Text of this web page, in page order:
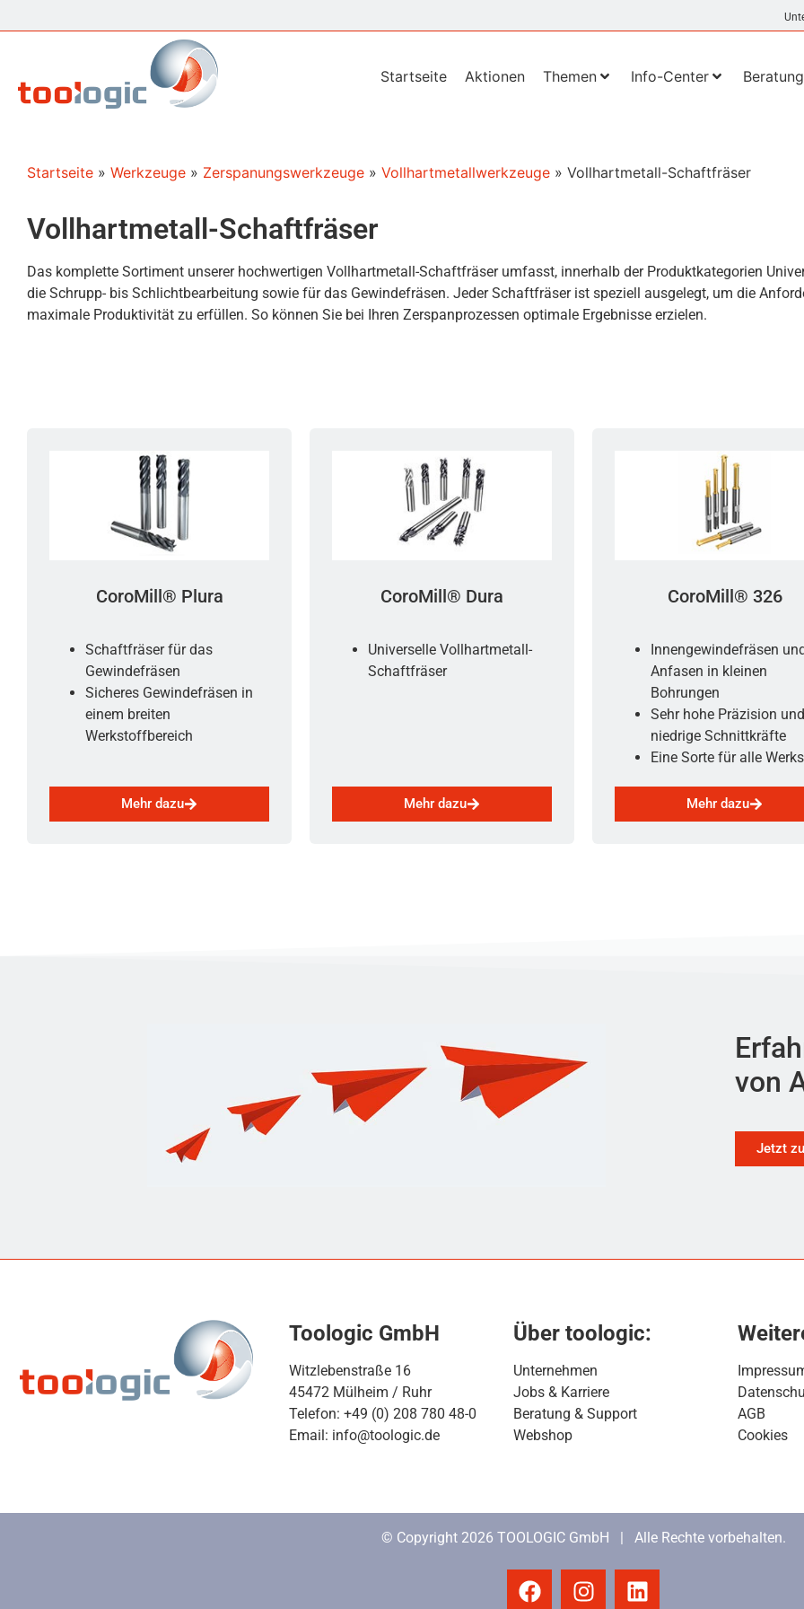
Startseite Aktionen Themen Info-Center
Startseite » Werkzeuge » Zerspanungswerkzeuge » Vollhartmetallwerkzeuge » Vollhartmetall-Schaftfräser
Vollhartmetall-Schaftfräser
Das komplette Sortiment unserer hochwertigen Vollhartmetall-Schaftfräser umfasst, innerhalb der Produktkategorien
die Schrupp- bis Schlichtbearbeitung sowie für das Gewindefräsen. Jeder Schaftfräser ist speziell ausgelegt, um die
maximale Produktivität zu erfüllen. So können Sie bei Ihren Zerspanprozessen optimale Ergebnisse erzielen.
CoroMill® Plura
Schaftfräser für das
Gewindefräsen
Sicheres Gewindefräsen in
einem breiten
Werkstoffbereich
Mehr dazu
CoroMill® Dura
Universelle Vollhartmetall-
Schaftfräser
Mehr dazu
CoroMill® 326
Innengewindefräsen und
Anfasen in kleinen
Bohrungen
Sehr hohe Präzision und
niedrige Schnittkräfte
Eine Sorte für alle
Mehr dazu
von
Jetzt
Toologic GmbH
Witzlebenstraße 16
45472 Mülheim / Ruhr
Telefon: +49 (0) 208 780 48-0
Email: info@toologic.de
Über toologic:
Unternehmen
Jobs & Karriere
Beratung & Support
Webshop
AGB
Cookies
© Copyright 2026 TOOLOGIC GmbH | Alle Rechte vorbehalten.